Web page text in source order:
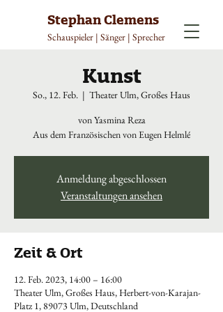
Stephan Clemens
Schauspieler | Sänger | Sprecher
Kunst
So., 12. Feb.
  |
Theater Ulm, Großes Haus
von Yasmina Reza
Aus dem Französischen von Eugen Helmlé
Anmeldung abgeschlossen
Veranstaltungen ansehen
Zeit & Ort
12. Feb. 2023, 14:00 – 16:00
Theater Ulm, Großes Haus, Herbert-von-Karajan-
Platz 1, 89073 Ulm, Deutschland